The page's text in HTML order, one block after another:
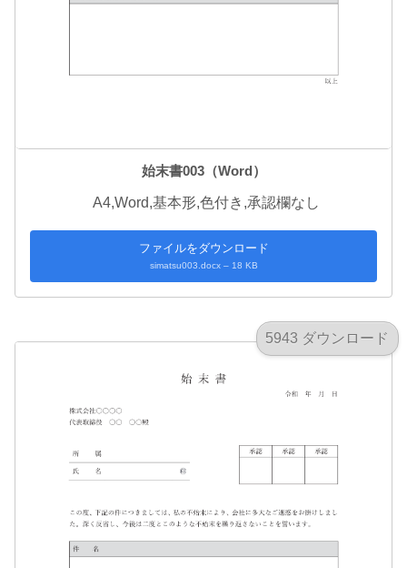
始末書003（Word）
A4,Word,基本形,色付き,承認欄なし
ファイルをダウンロード
simatsu003.docx – 18 KB
5943 ダウンロード